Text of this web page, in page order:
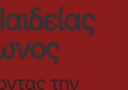
την